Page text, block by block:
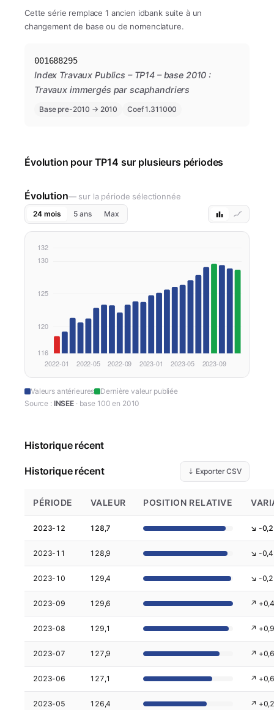
Cette série remplace 1 ancien idbank suite à un
changement de base ou de nomenclature.
001688295
Index Travaux Publics – TP14 – base 2010 :
Travaux immergés par scaphandriers
Base pre-2010 → 2010 Coef 1.311000
Évolution pour TP14 sur plusieurs périodes
Évolution— sur la période sélectionnée
24 mois 5 ans Max
Valeurs antérieures
Dernière valeur publiée
Source : INSEE · base 100 en 2010
Historique récent
Historique récent ⇣ Exporter CSV
PÉRIODE VALEUR POSITION RELATIVE
2023-12 128,7 ↘ -0,2
2023-11 128,9 ↘ -0,4
2023-10 129,4 ↘ -0,2
2023-09 129,6 ↗
2023-08 129,1 ↗
2023-07 127,9 ↗
2023-06 127,1 ↗
2023-05 126,4 ↗